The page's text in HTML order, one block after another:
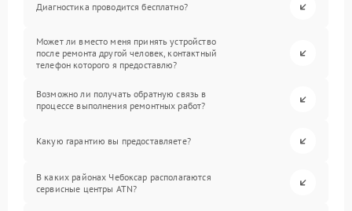
Диагностика проводится бесплатно?
Может ли вместо меня принять устройство
после ремонта другой человек, контактный
телефон которого я предоставлю?
Возможно ли получать обратную связь в
процессе выполнения ремонтных работ?
Какую гарантию вы предоставляете?
В каких районах Чебоксар располагаются
сервисные центры ATN?